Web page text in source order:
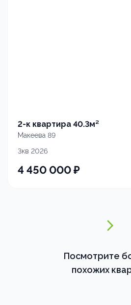
2-к квартира 40.3м²
Макеева 89
3кв 2026
4 450 000₽
Посмотрите
похожих